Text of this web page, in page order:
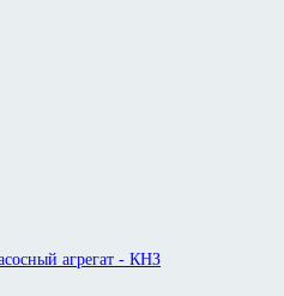
агрегат - КНЗ